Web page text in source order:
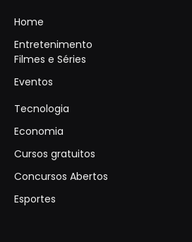
Home
Entretenimento
Filmes e Séries
Eventos
Tecnologia
Economia
Cursos gratuitos
Concursos Abertos
Esportes